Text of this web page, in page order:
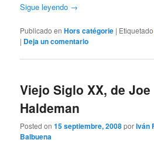
Sigue leyendo →
Publicado en Hors catégorie | Etiquetado
| Deja un comentario
Viejo Siglo XX, de Joe
Haldeman
Posted on15 septiembre, 2008porIván
Balbuena